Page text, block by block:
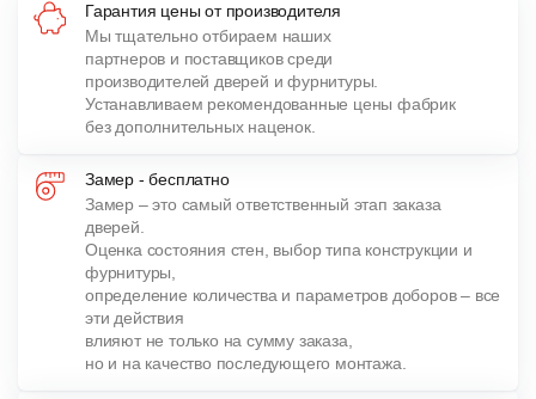
Гарантия цены от производителя
Мы тщательно отбираем наших
партнеров и поставщиков среди
производителей дверей и фурнитуры.
Устанавливаем рекомендованные цены фабрик
без дополнительных наценок.
Замер - бесплатно
Замер – это самый ответственный этап заказа
дверей.
Оценка состояния стен, выбор типа конструкции и
фурнитуры,
определение количества и параметров доборов – все
эти действия
влияют не только на сумму заказа,
но и на качество последующего монтажа.